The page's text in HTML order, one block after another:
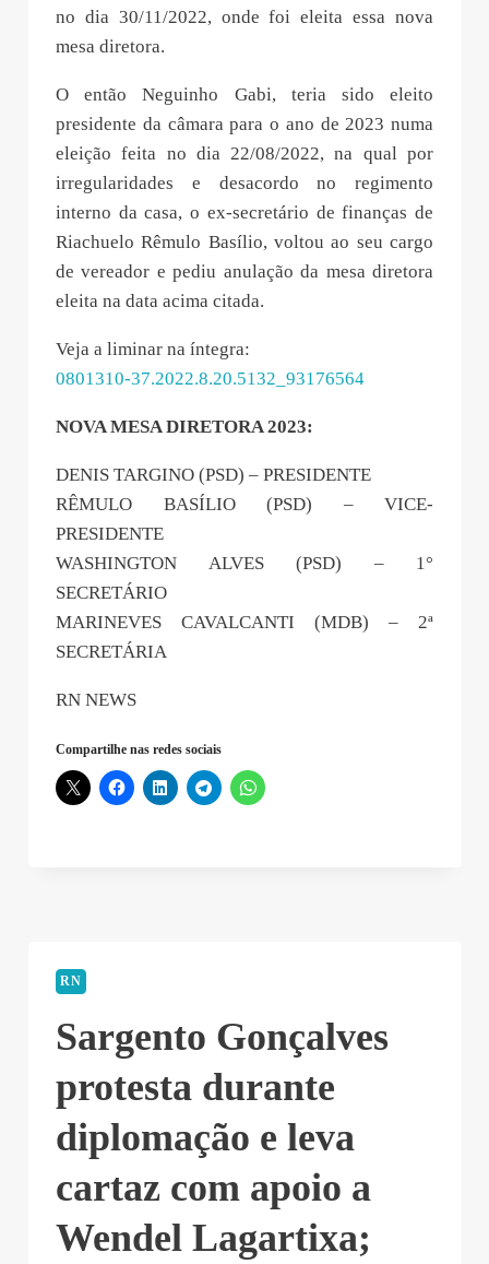
no dia 30/11/2022, onde foi eleita essa nova
mesa diretora.
O então Neguinho Gabi, teria sido eleito
presidente da câmara para o ano de 2023 numa
eleição feita no dia 22/08/2022, na qual por
irregularidades e desacordo no regimento
interno da casa, o ex-secretário de finanças de
Riachuelo Rêmulo Basílio, voltou ao seu cargo
de vereador e pediu anulação da mesa diretora
eleita na data acima citada.
Veja a liminar na íntegra:
0801310-37.2022.8.20.5132_93176564
NOVA MESA DIRETORA 2023:
DENIS TARGINO (PSD) – PRESIDENTE
RÊMULO BASÍLIO (PSD) – VICE-
PRESIDENTE
WASHINGTON ALVES (PSD) – 1°
SECRETÁRIO
MARINEVES CAVALCANTI (MDB) – 2ª
SECRETÁRIA
RN NEWS
Compartilhe nas redes sociais
RN
Sargento Gonçalves
protesta durante
diplomação e leva
cartaz com apoio a
Wendel Lagartixa;